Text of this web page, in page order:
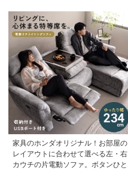
家具のホンダオリジナル！お部屋の
レイアウトに合わせて選べる左・右
カウチの片電動ソファ。ボタンひと